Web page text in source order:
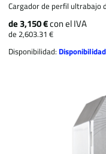
Cargador de perfil ultrabajo
de 3,150 €con el IVA
de 2,603.31 €
Disponibilidad: